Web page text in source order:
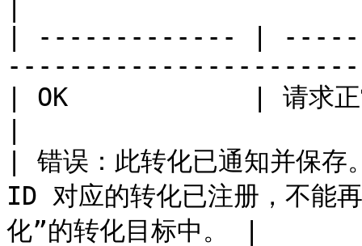
| ------------- |
| OK            | 请求正常
| 错误：此转化已通知并
ID 对应的转化已注册，不能
化”的转化目标中。 |